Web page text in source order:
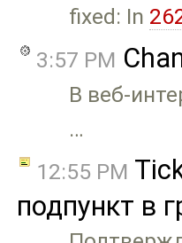
fixed: In
3:57 PM
В веб-
…
12:55 PM
подпункт в